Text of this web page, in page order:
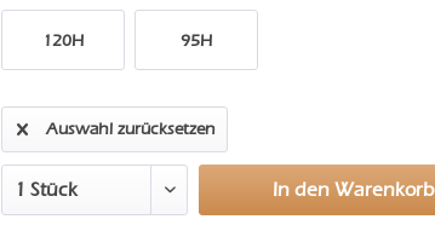
120H 95H
Auswahl zurücksetzen
In den Warenkorb